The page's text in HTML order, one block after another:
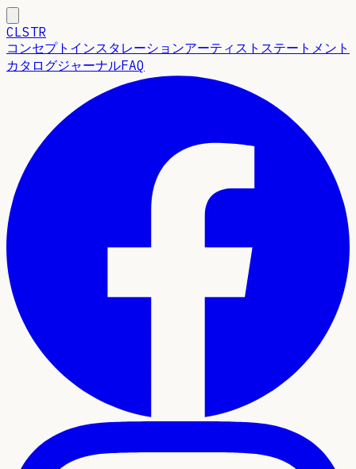
CLSTR
コンセプト インスタレーションアーティストステートメント
カタログジャーナルFAQ